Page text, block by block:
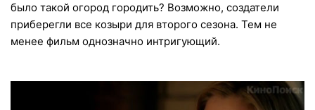
было такой огород городить? Возможно, создатели
приберегли все козыри для второго сезона. Тем не
менее фильм однозначно интригующий.